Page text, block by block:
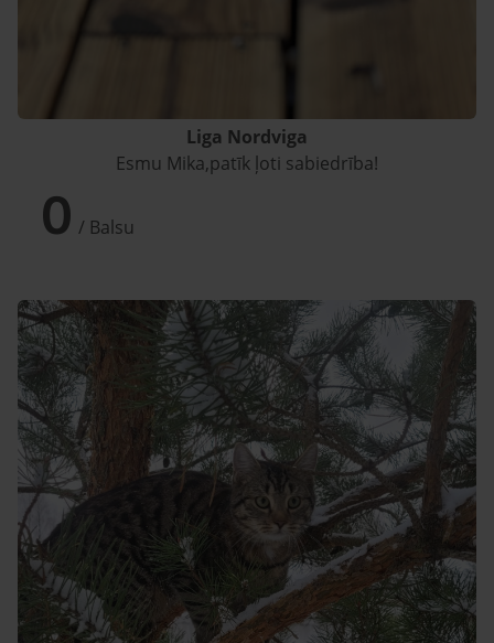
Liga Nordviga
Esmu Mika,patīk ļoti sabiedrība!
0 / Balsu